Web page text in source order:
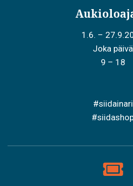
1.6. –
Joka päivä
9 – 18
#siidainari